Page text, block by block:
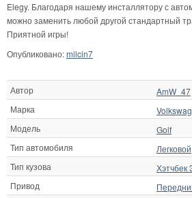
Elegy. Благодаря нашему инсталлятору с
можно заменить любой другой стандартный
Приятной игры!
Опубликовано:milcin7
Автор
AmW_47
Марка
Модель
Golf
Тип автомобиля
Легковой
Тип кузова
Хэтчбек
Привод